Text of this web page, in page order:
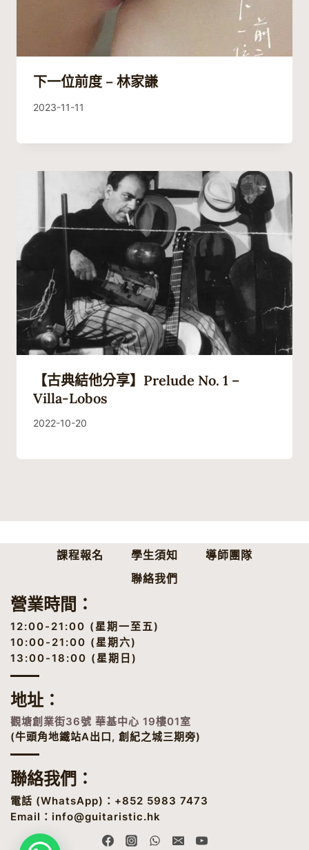
下一位前度 – 林家謙
By
2023-11-11
【古典結他分享】Prelude No. 1 –
Villa-Lobos
By
2022-10-20
課程報名 學生須知
導師團隊
聯絡我們
營業時間：
12:00-21:00 (星期一至五)
10:00-21:00 (星期六)
13:00-18:00 (星期日)
地址：
觀塘創業街36號 華基中心 19樓01室
(牛頭角地鐵站A出口, 創紀之城三期旁)
聯絡我們：
電話 (WhatsApp)：+852 5983 7473
Email： info@guitaristic.hk